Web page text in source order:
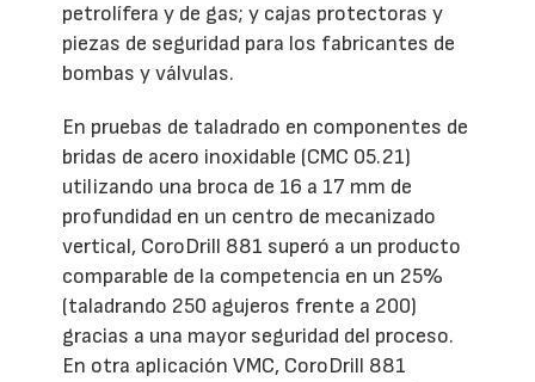
petrolífera y de gas; y cajas protectoras y
piezas de seguridad para los fabricantes de
bombas y válvulas.
En pruebas de taladrado en componentes de
bridas de acero inoxidable (CMC 05.21)
utilizando una broca de 16 a 17 mm de
profundidad en un centro de mecanizado
vertical, CoroDrill 881 superó a un producto
comparable de la competencia en un 25%
(taladrando 250 agujeros frente a 200)
gracias a una mayor seguridad del proceso.
En otra aplicación VMC, CoroDrill 881